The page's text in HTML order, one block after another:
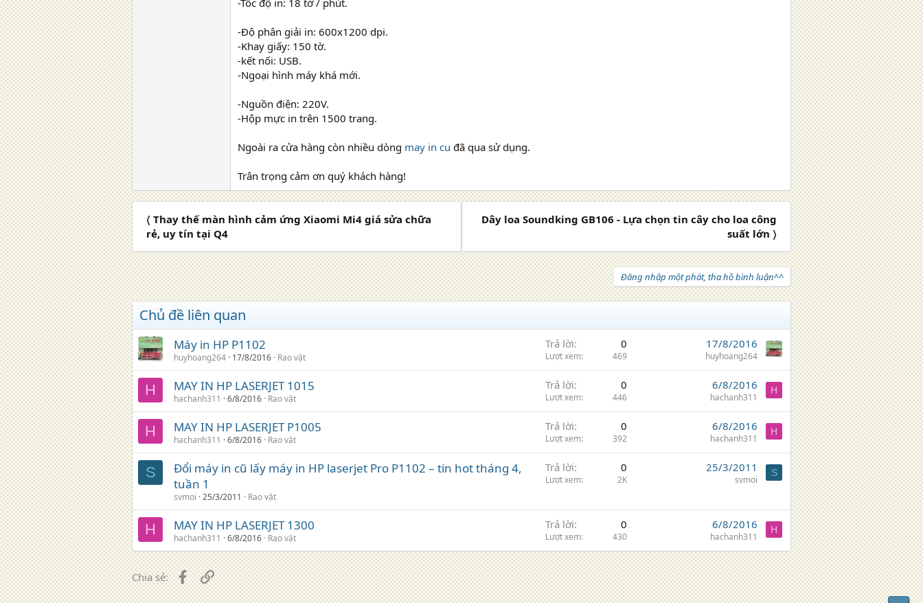
-Tốc độ in: 18 tờ / phút.
-Độ phân giải in: 600x1200 dpi.
-Khay giấy: 150 tờ.
-kết nối: USB.
-Ngoại hình máy khá mới.
-Nguồn điện: 220V.
-Hộp mực in trên 1500 trang.
Ngoài ra cửa hàng còn nhiều dòng may in cu đã qua sử dụng.
Trân trọng cảm ơn quý khách hàng!
〈 Thay thế màn hình cảm ứng Xiaomi Mi4 giá sửa chữa
rẻ, uy tín tại Q4
Dây loa Soundking GB106 - Lựa chọn tin cây cho loa công
suất lớn 〉
Đăng nhập một phát, tha hồ bình luận^^
Chủ đề liên quan
Máy in HP P1102
huyhoang264 17/8/2016 Rao vặt
Trả lời 0
Lượt xem 469
17/8/2016
huyhoang264
H MAY IN HP LASERJET 1015
hachanh311 6/8/2016 Rao vặt
Trả lời 0
Lượt xem 446
6/8/2016
hachanh311
H
H MAY IN HP LASERJET P1005
hachanh311 6/8/2016 Rao vặt
Trả lời 0
Lượt xem 392
6/8/2016
hachanh311
H
S
Đổi máy in cũ lấy máy in HP laserjet Pro P1102 – tin hot tháng 4,
tuần 1
svmoi 25/3/2011 Rao vặt
Trả lời 0
Lượt xem 2K
25/3/2011
svmoi
S
H MAY IN HP LASERJET 1300
hachanh311 6/8/2016 Rao vặt
Trả lời 0
Lượt xem 430
6/8/2016
hachanh311
H
Chia sẻ: Facebook
Liên kết